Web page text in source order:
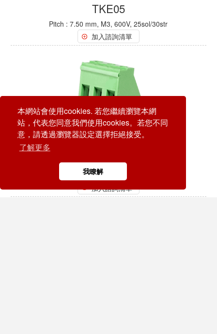
本網站會使用cookies. 若您繼續瀏覽本網
站，代表您同意我們使用cookies。若您不同
意，請透過瀏覽器設定選擇拒絕接受。
了解更多
我瞭解
TKE05
Pitch : 7.50 mm, M3, 600V, 25sol/30str
加入諮詢清單
TKE06
Pitch : 7.50 mm, M3, 600V, 25sol/30str
加入諮詢清單